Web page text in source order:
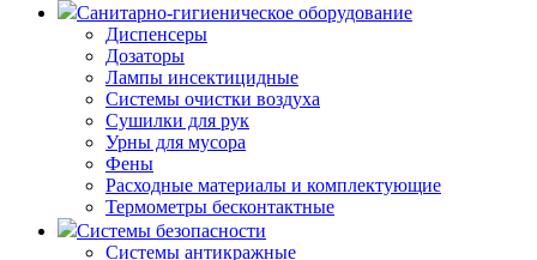
Санитарно-гигиеническое оборудование
Диспенсеры
Дозаторы
Лампы инсектицидные
Системы очистки воздуха
Сушилки для рук
Урны для мусора
Фены
Расходные материалы и комплектующие
Термометры бесконтактные
Системы безопасности
Системы антикражные